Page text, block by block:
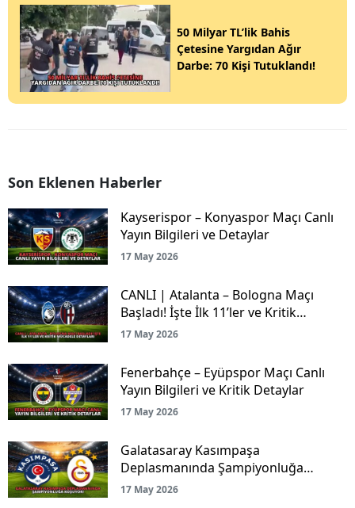
50 Milyar TL’lik Bahis
Çetesine Yargıdan Ağır
Darbe: 70 Kişi Tutuklandı!
Son Eklenen Haberler
Kayserispor – Konyaspor Maçı Canlı
Yayın Bilgileri ve Detaylar
17 May 2026
CANLI | Atalanta – Bologna Maçı
Başladı! İşte İlk 11’ler ve Kritik
Mücadele Detayları
17 May 2026
Fenerbahçe – Eyüpspor Maçı Canlı
Yayın Bilgileri ve Kritik Detaylar
17 May 2026
Galatasaray Kasımpaşa
Deplasmanında Şampiyonluğa
Koşuyor!
17 May 2026